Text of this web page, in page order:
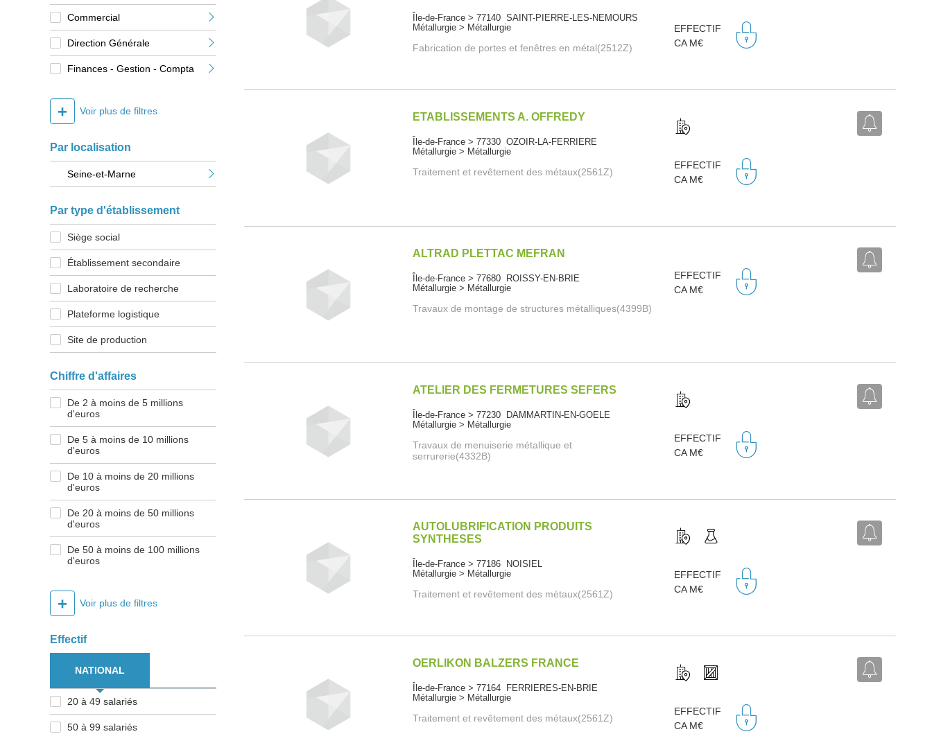
Commercial
Direction Générale
Finances - Gestion - Compta
+ Voir plus de filtres
Par localisation
Seine-et-Marne
Par type d'établissement
Siège social
Établissement secondaire
Laboratoire de recherche
Plateforme logistique
Site de production
Chiffre d'affaires
De 2 à moins de 5 millions
d'euros
De 5 à moins de 10 millions
d'euros
De 10 à moins de 20 millions
d'euros
De 20 à moins de 50 millions
d'euros
De 50 à moins de 100 millions
d'euros
+ Voir plus de filtres
Effectif
NATIONAL
20 à 49 salariés
50 à 99 salariés
Île-de-France > 77140 SAINT-PIERRE-LES-NEMOURS
Métallurgie > Métallurgie
Fabrication de portes et fenêtres en métal(2512Z)
EFFECTIF
CA M€
ETABLISSEMENTS A. OFFREDY
Île-de-France > 77330 OZOIR-LA-FERRIERE
Métallurgie > Métallurgie
Traitement et revêtement des métaux(2561Z)
EFFECTIF
CA M€
ALTRAD PLETTAC MEFRAN
Île-de-France > 77680 ROISSY-EN-BRIE
Métallurgie > Métallurgie
Travaux de montage de structures métalliques(4399B)
EFFECTIF
CA M€
ATELIER DES FERMETURES SEFERS
Île-de-France > 77230 DAMMARTIN-EN-GOELE
Métallurgie > Métallurgie
Travaux de menuiserie métallique et
serrurerie(4332B)
EFFECTIF
CA M€
AUTOLUBRIFICATION PRODUITS
SYNTHESES
Île-de-France > 77186 NOISIEL
Métallurgie > Métallurgie
Traitement et revêtement des métaux(2561Z)
EFFECTIF
CA M€
OERLIKON BALZERS FRANCE
Île-de-France > 77164 FERRIERES-EN-BRIE
Métallurgie > Métallurgie
Traitement et revêtement des métaux(2561Z)
EFFECTIF
CA M€